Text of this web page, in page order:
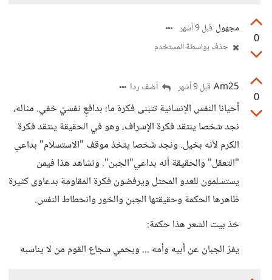
0
مجهول قبل 9 أشهر
حذف بواسطة المستخدم
0
Am25 قبل 9 أشهر أضف ردا
أحيانا النفس الإنسانية تتبنى فكرة ما؛ بدافعٍ نفسيّ خفي. مثاله،
نجد شخصا ينتقد فكرة الإسراف، وهو في الحقيقة ينتقد فكرة
الكرم لأنه بخيل. ونجد شخصا يتخذ موقف "الاستسلام" بداعي
"التعقل" والحقيقة أنه بداعي"الجبن". ونشاهد هذا فيمن
يستسلمون للعدو المحتل ويرفضون فكرة المقاومة بدعاوى كثيرة
ظاهرها الحكمة وحقيقتها الجبن والخور وانحطاط النفس.
خذ بيت الشعر هذا حكمة:
يفرّ الجبان عن أبيه وأمه ... ويحمي شجاع القوم من لا يناسبه